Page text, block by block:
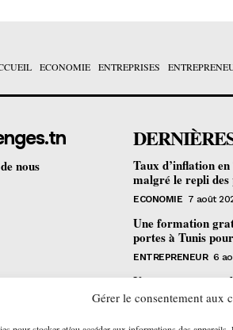
Gérer le consentement aux
ECONOMIE ENTREPRISES
nous
Taux d’inflation
malgré le repli
ECONOMIE 7 août
Une formation
portes à Tunis
ENTREPRENEUR 6
Un nouveau
pharmaceutique